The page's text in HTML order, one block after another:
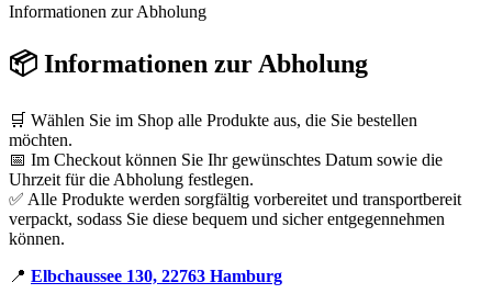
Informationen zur Abholung
📦 Informationen zur Abholung
🛒 Wählen Sie im Shop alle Produkte aus, die Sie bestellen
möchten.
📅 Im Checkout können Sie Ihr gewünschtes Datum sowie die
Uhrzeit für die Abholung festlegen.
✅ Alle Produkte werden sorgfältig vorbereitet und transportbereit
verpackt, sodass Sie diese bequem und sicher entgegennehmen
können.
📍 Elbchaussee 130, 22763 Hamburg